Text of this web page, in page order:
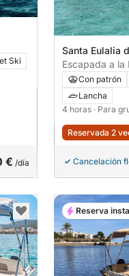
Ski
€ /día
Santa Eulalia
Escapada a
Santa Eulalia
embarcación
Con patrón
Lancha
4 horas · Para
Reservada 2
Cancelación
Reserva